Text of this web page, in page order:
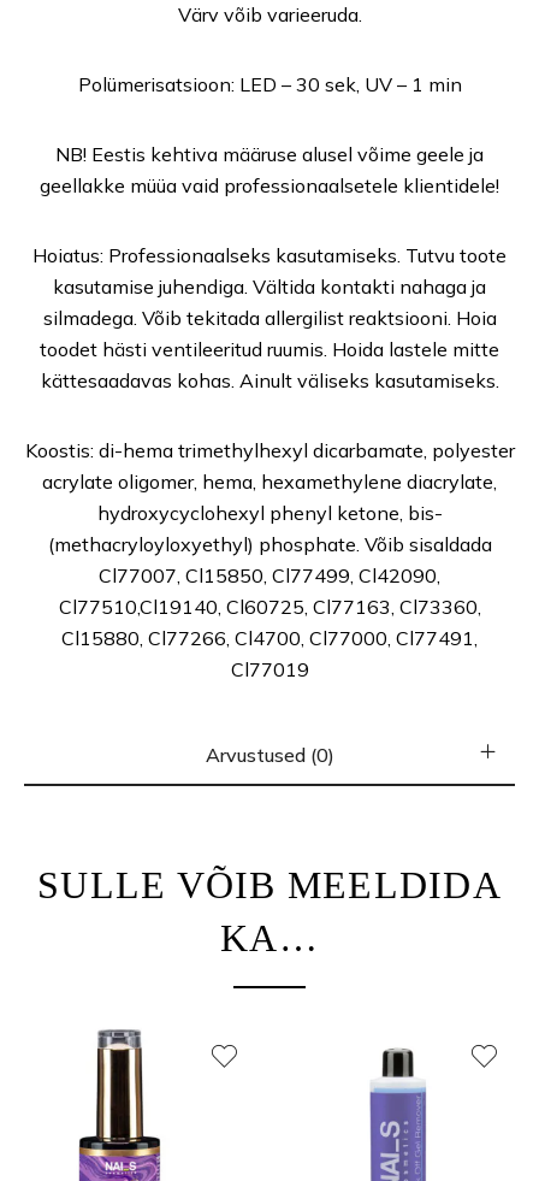
Värv võib varieeruda.
Polümerisatsioon: LED – 30 sek, UV – 1 min
NB! Eestis kehtiva määruse alusel võime geele ja
geellakke müüa vaid professionaalsetele klientidele!
Hoiatus: Professionaalseks kasutamiseks. Tutvu toote
kasutamise juhendiga. Vältida kontakti nahaga ja
silmadega. Võib tekitada allergilist reaktsiooni. Hoia
toodet hästi ventileeritud ruumis. Hoida lastele mitte
kättesaadavas kohas. Ainult väliseks kasutamiseks.
Koostis: di-hema trimethylhexyl dicarbamate, polyester
acrylate oligomer, hema, hexamethylene diacrylate,
hydroxycyclohexyl phenyl ketone, bis-
(methacryloyloxyethyl) phosphate. Võib sisaldada
Cl77007, Cl15850, Cl77499, Cl42090,
Cl77510,Cl19140, Cl60725, Cl77163, Cl73360,
Cl15880, Cl77266, Cl4700, Cl77000, Cl77491,
Cl77019
Arvustused (0)
SULLE VÕIB MEELDIDA
KA…